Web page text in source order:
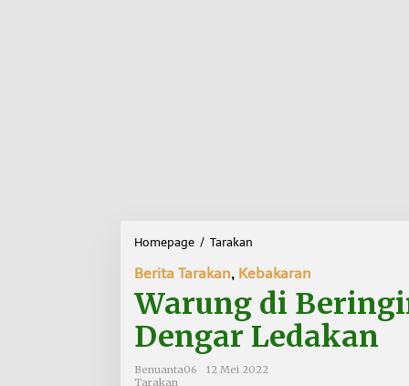
Homepage / Tarakan
r
g
B
Berita Tarakan, Kebakaran
Warung di
Dengar Ledakan
Benuanta06
12 Mei 2022
Tarakan